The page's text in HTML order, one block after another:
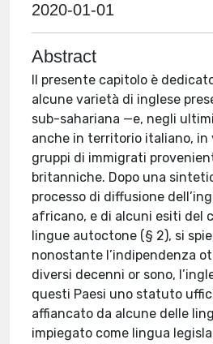
2020-01-01
Abstract
Il presente capitolo è
alcune varietà di inglese
sub-sahariana —e, negli
anche in territorio italiano, in
gruppi di immigrati
britanniche. Dopo una
processo di diffusione
africano, e di alcuni esiti del
lingue autoctone (§ 2), si
nonostante l’indipendenza
diversi decenni or sono,
questi Paesi uno statuto
affiancato da alcune delle
impiegato come lingua